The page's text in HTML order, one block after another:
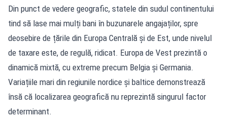
Din punct de vedere geografic, statele din sudul continentului
tind să lase mai mulți bani în buzunarele angajaților, spre
deosebire de țările din Europa Centrală și de Est, unde nivelul
de taxare este, de regulă, ridicat. Europa de Vest prezintă o
dinamică mixtă, cu extreme precum Belgia și Germania.
Variațiile mari din regiunile nordice și baltice demonstrează
însă că localizarea geografică nu reprezintă singurul factor
determinant.